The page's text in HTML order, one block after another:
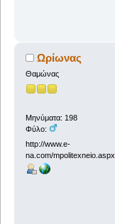
Ωρίωνας
Θαμώνας
Μηνύματα: 198
Φύλο:
http://www.e-
na.com/mpolitexneio.aspx